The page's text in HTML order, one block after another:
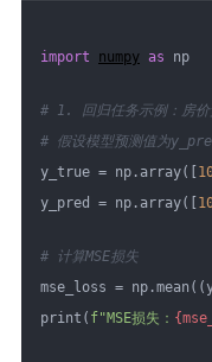
import numpy as np
# 1. 回归任务示例：房
# 假设模型预测值为
y_true = np.array([
y_pred = np.array([
# 计算MSE损失
mse_loss =
print( f"MSE损失：